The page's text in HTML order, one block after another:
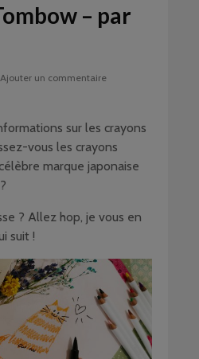
– par
Ajouter un commentaire
sur les crayons
vous les crayons
marque japonaise
? Allez hop, je vous en
suit !